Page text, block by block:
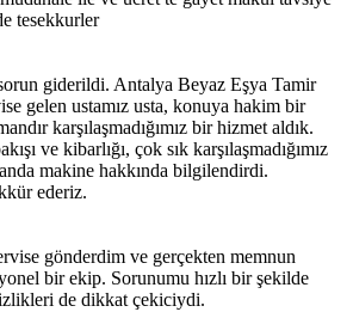
tesekkurler
giderildi. Antalya Beyaz Eşya Tamir
gelen ustamız usta, konuya hakim bir
karşılaşmadığımız bir hizmet aldık.
ve kibarlığı, çok sık karşılaşmadığımız
makine hakkında bilgilendirdi.
ederiz.
gönderdim ve gerçekten memnun
bir ekip. Sorunumu hızlı bir şekilde
de dikkat çekiciydi.